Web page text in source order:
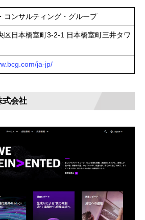
コンサルティング・グループ
区日本橋室町3‑2‑1 日本橋室町三井タワ
ja-jp/
式会社